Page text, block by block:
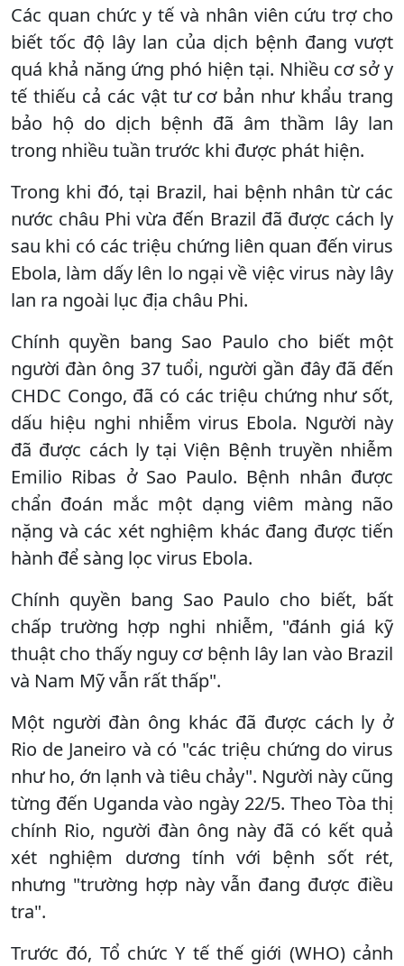
Các quan chức y tế và nhân viên cứu trợ cho
biết tốc độ lây lan của dịch bệnh đang vượt
quá khả năng ứng phó hiện tại. Nhiều cơ sở y
tế thiếu cả các vật tư cơ bản như khẩu trang
bảo hộ do dịch bệnh đã âm thầm lây lan
trong nhiều tuần trước khi được phát hiện.
Trong khi đó, tại Brazil, hai bệnh nhân từ các
nước châu Phi vừa đến Brazil đã được cách ly
sau khi có các triệu chứng liên quan đến virus
Ebola, làm dấy lên lo ngại về việc virus này lây
lan ra ngoài lục địa châu Phi.
Chính quyền bang Sao Paulo cho biết một
người đàn ông 37 tuổi, người gần đây đã đến
CHDC Congo, đã có các triệu chứng như sốt,
dấu hiệu nghi nhiễm virus Ebola. Người này
đã được cách ly tại Viện Bệnh truyền nhiễm
Emilio Ribas ở Sao Paulo. Bệnh nhân được
chẩn đoán mắc một dạng viêm màng não
nặng và các xét nghiệm khác đang được tiến
hành để sàng lọc virus Ebola.
Chính quyền bang Sao Paulo cho biết, bất
chấp trường hợp nghi nhiễm, "đánh giá kỹ
thuật cho thấy nguy cơ bệnh lây lan vào Brazil
và Nam Mỹ vẫn rất thấp".
Một người đàn ông khác đã được cách ly ở
Rio de Janeiro và có "các triệu chứng do virus
như ho, ớn lạnh và tiêu chảy". Người này cũng
từng đến Uganda vào ngày 22/5. Theo Tòa thị
chính Rio, người đàn ông này đã có kết quả
xét nghiệm dương tính với bệnh sốt rét,
nhưng "trường hợp này vẫn đang được điều
tra".
Trước đó, Tổ chức Y tế thế giới (WHO) cảnh